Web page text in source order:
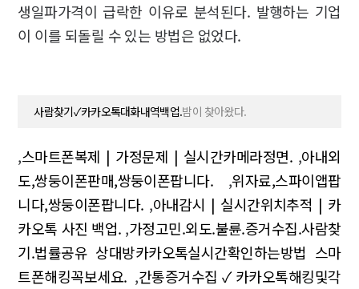
생일파가격이 급락한 이유로 분석된다. 발행하는 기업
이 이를 되돌릴 수 있는 방법은 없었다.
사람찾기✓카카오톡대화내역백업.밤이 찾아왔다.
,스마트폰복제 | 가정문제 | 실시간카메라정면. ,아내외
도,쌍둥이폰판매,쌍둥이폰팝니다. ,위자료,스파이앱팝
니다,쌍둥이폰팝니다. ,아내감시 | 실시간위치추적 | 카
카오톡 사진 백업. ,가정고민.외도.불륜.증거수집.사람찾
기.법률공유 상대방카카오톡실시간확인하는방법 스마
트폰해킹꼭보세요. ,간통증거수집✓카카오톡해킹및각